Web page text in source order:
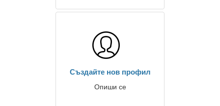
Създайте нов профил
Опиши се